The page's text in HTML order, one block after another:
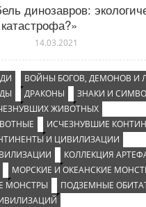
динозавров:
14.03.2021
ВОЙНЫ БОГОВ, ДЕМОНОВ И
ДРАКОНЫ
ЗНАКИ И
ЖИВОТНЫХ
ИСЧЕЗНУВШИЕ
И ЦИВИЛИЗАЦИИ
КОЛЛЕКЦИЯ
МОРСКИЕ И ОКЕАНСКИЕ
МОНСТРЫ
ПОДЗЕМНЫЕ